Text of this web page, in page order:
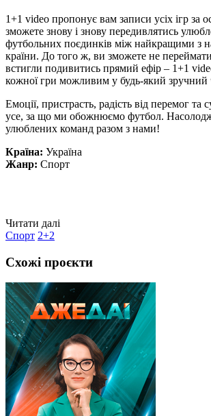
1+1 video пропонує вам записи усіх ігр за
зможете знову і знову передивлятись
футбольних поєдинків між найкращими з
країни. До того ж, ви зможете не
встигли подивитись прямий ефір – 1+1
кожної гри можливим у будь-який зручний
Емоції, пристрасть, радість від перемог та
усе, за що ми обожнюємо футбол.
улюблених команд разом з нами!
Країна: Україна
Жанр: Спорт
Читати далі
Спорт 2+2
Схожі проєкти